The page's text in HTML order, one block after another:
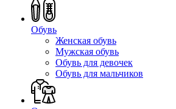
Обувь
Женская обувь
Мужская обувь
Обувь для девочек
Обувь для мальчиков